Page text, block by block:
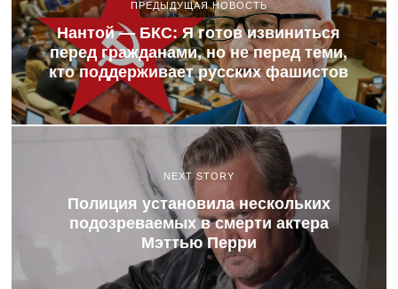
ПРЕДЫДУЩАЯ НОВОСТЬ
Нантой — БКС: Я готов извиниться
перед гражданами, но не перед теми,
кто поддерживает русских фашистов
NEXT STORY
Полиция установила нескольких
подозреваемых в смерти актера
Мэттью Перри